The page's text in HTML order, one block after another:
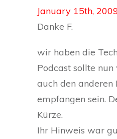
January 15th,
Danke F.
wir haben die
Podcast sollte
auch den anderen
empfangen sein.
Kürze.
Ihr Hinweis war